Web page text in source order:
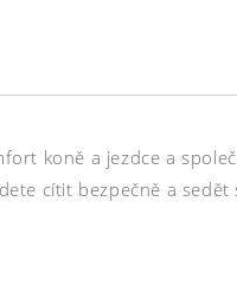
koně a jezdce a
cítit bezpečně a sedět